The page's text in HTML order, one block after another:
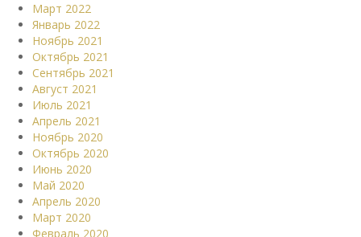
Март 2022
Январь 2022
Ноябрь 2021
Октябрь 2021
Сентябрь 2021
Август 2021
Июль 2021
Апрель 2021
Ноябрь 2020
Октябрь 2020
Июнь 2020
Май 2020
Апрель 2020
Март 2020
Февраль 2020